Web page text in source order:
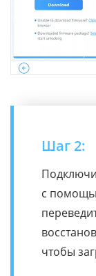
Шаг 2:
с
чтобы